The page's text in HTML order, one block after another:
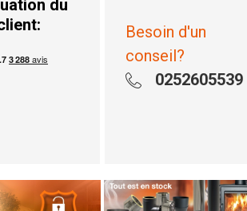
du
Besoin d'un
conseil?
0252605539